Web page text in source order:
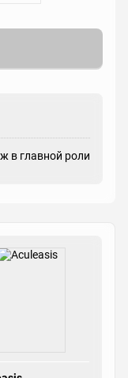
в главной роли